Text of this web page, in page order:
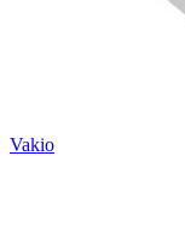
Vakio